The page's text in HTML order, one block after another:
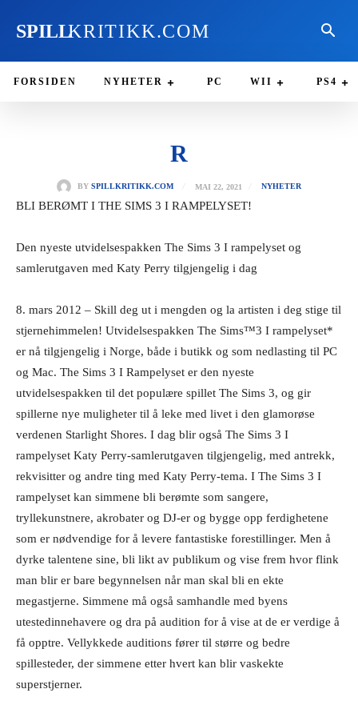
SPILLKRITIKK.COM
FORSIDEN NYHETER PC WII PS4
R
BY SPILLKRITIKK.COM MAI 22, 2021 NYHETER
BLI BERØMT I THE SIMS 3 I RAMPELYSET!
Den nyeste utvidelsespakken The Sims 3 I rampelyset og
samlerutgaven med Katy Perry tilgjengelig i dag
8. mars 2012 – Skill deg ut i mengden og la artisten i deg stige til
stjernehimmelen! Utvidelsespakken The Sims™3 I rampelyset*
er nå tilgjengelig i Norge, både i butikk og som nedlasting til PC
og Mac. The Sims 3 I Rampelyset er den nyeste
utvidelsespakken til det populære spillet The Sims 3, og gir
spillerne nye muligheter til å leke med livet i den glamorøse
verdenen Starlight Shores. I dag blir også The Sims 3 I
rampelyset Katy Perry-samlerutgaven tilgjengelig, med antrekk,
rekvisitter og andre ting med Katy Perry-tema. I The Sims 3 I
rampelyset kan simmene bli berømte som sangere,
tryllekunstnere, akrobater og DJ-er og bygge opp ferdighetene
som er nødvendige for å levere fantastiske forestillinger. Men å
dyrke talentene sine, bli likt av publikum og vise frem hvor flink
man blir er bare begynnelsen når man skal bli en ekte
megastjerne. Simmene må også samhandle med byens
utestedinnehavere og dra på audition for å vise at de er verdige å
få opptre. Vellykkede auditions fører til større og bedre
spillesteder, der simmene etter hvert kan blir vaskekte
superstjerner.